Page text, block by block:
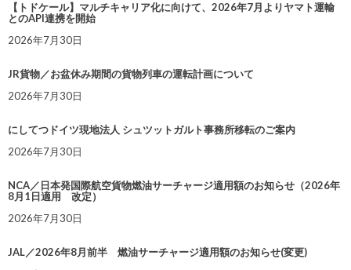
【トドケール】マルチキャリア化に向けて、2026年7月よりヤマト運輸
とのAPI連携を開始
2026年7月30日
JR貨物／お盆休み期間の貨物列車の運転計画について
2026年7月30日
にしてつドイツ現地法人 シュツットガルト事務所移転のご案内
2026年7月30日
NCA／日本発国際航空貨物燃油サーチャージ適用額のお知らせ（2026年
8月1日適用 改定）
2026年7月30日
JAL／2026年8月前半 燃油サーチャージ適用額のお知らせ(変更)